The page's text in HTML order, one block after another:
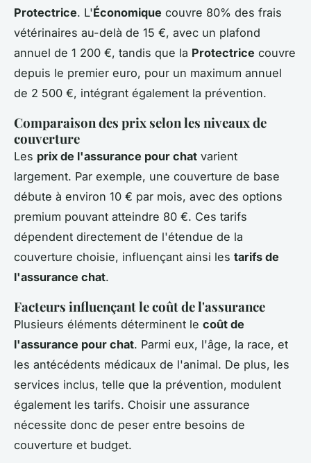
Protectrice. L'Économique couvre 80% des frais
vétérinaires au-delà de 15 €, avec un plafond
annuel de 1 200 €, tandis que la Protectrice couvre
depuis le premier euro, pour un maximum annuel
de 2 500 €, intégrant également la prévention.
Comparaison des prix selon les niveaux de
couverture
Les prix de l'assurance pour chat varient
largement. Par exemple, une couverture de base
débute à environ 10 € par mois, avec des options
premium pouvant atteindre 80 €. Ces tarifs
dépendent directement de l'étendue de la
couverture choisie, influençant ainsi les tarifs de
l'assurance chat.
Facteurs influençant le coût de l'assurance
Plusieurs éléments déterminent le coût de
l'assurance pour chat. Parmi eux, l'âge, la race, et
les antécédents médicaux de l'animal. De plus, les
services inclus, telle que la prévention, modulent
également les tarifs. Choisir une assurance
nécessite donc de peser entre besoins de
couverture et budget.